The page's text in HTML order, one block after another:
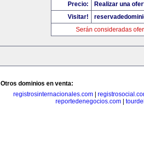
Precio:
Realizar una
Visitar!
Serán consideradas
Otros dominios en venta:
registrosinternacionales.com
reportedenegocios.com|